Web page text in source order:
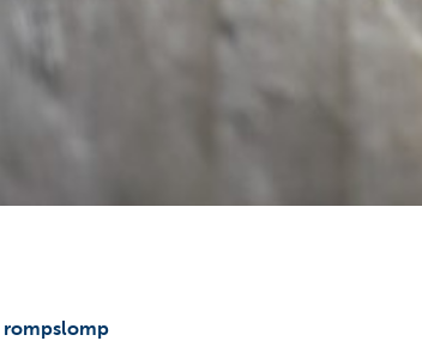
rompslomp